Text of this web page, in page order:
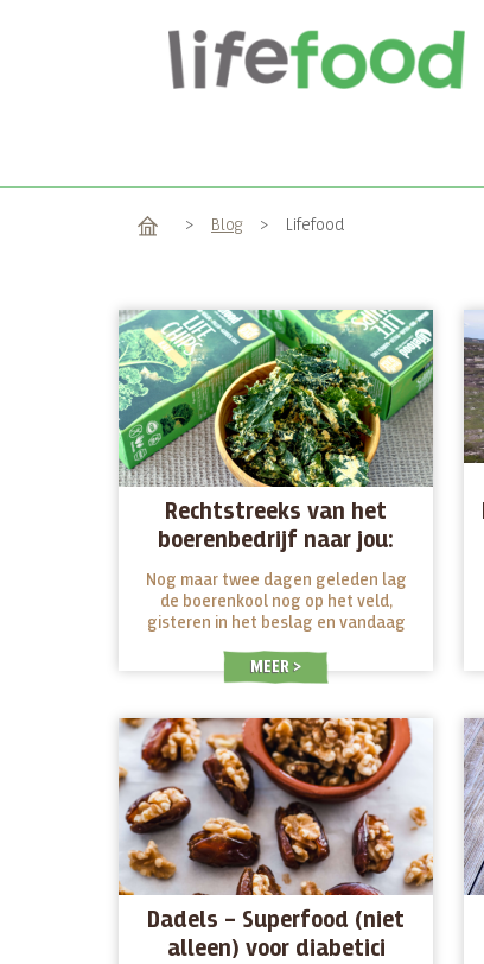
Home > Blog > Lifefood
Rechtstreeks van het
boerenbedrijf naar jou:
boerenkoolchips uit het
seizoen, ze zijn er!
Nog maar twee dagen geleden lag
de boerenkool nog op het veld,
gisteren in het beslag en vandaag
boerenkoolchips die je kunt vinden.
MEER
Dadels – Superfood (niet
alleen) voor diabetici